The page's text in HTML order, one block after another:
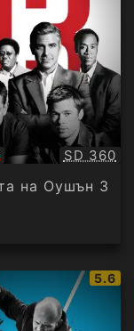
SD 360
на Оушън 3
IMDb
5.6